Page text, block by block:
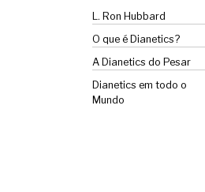
L. Ron Hubbard
O que é Dianetics?
A Dianetics do Pesar
Dianetics em todo o
Mundo